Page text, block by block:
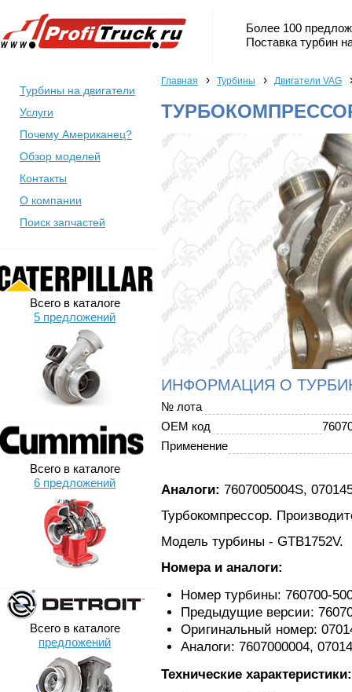
Более 100
Поставка турбин
Турбины на двигатели
Услуги
Почему Американец?
Обзор моделей
Контакты
О компании
Поиск запчастей
Всего в каталоге
5 предложений
Всего в каталоге
6 предложений
Всего в каталоге
предложений
Главная › Турбины › Двигатели VAG
ТУРБОКОМПРЕССОР
ИНФОРМАЦИЯ О
№ лота
OEM код
Применение
Аналоги: 7607005004S,
Турбокомпрессор.
Модель турбины - GTB1752V.
Номера и аналоги:
Номер турбины: 760700-
Предыдущие версии:
Оригинальный номер:
Аналоги: 7607000004,
Технические характеристики: